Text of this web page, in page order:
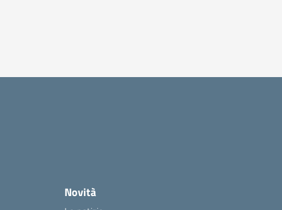
Novità